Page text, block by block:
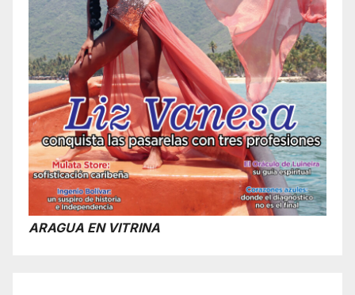
ARAGUA EN VITRINA